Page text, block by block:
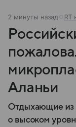
2 минуты назад RT
Аланьи
Отдыхающие из
о высоком